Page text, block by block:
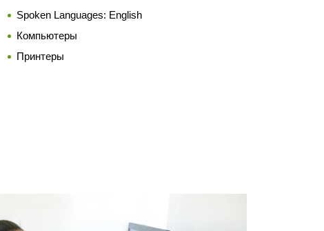
Spoken Languages: English
Компьютеры
Принтеры